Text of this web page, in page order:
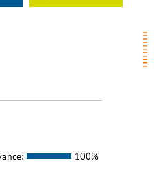
100%